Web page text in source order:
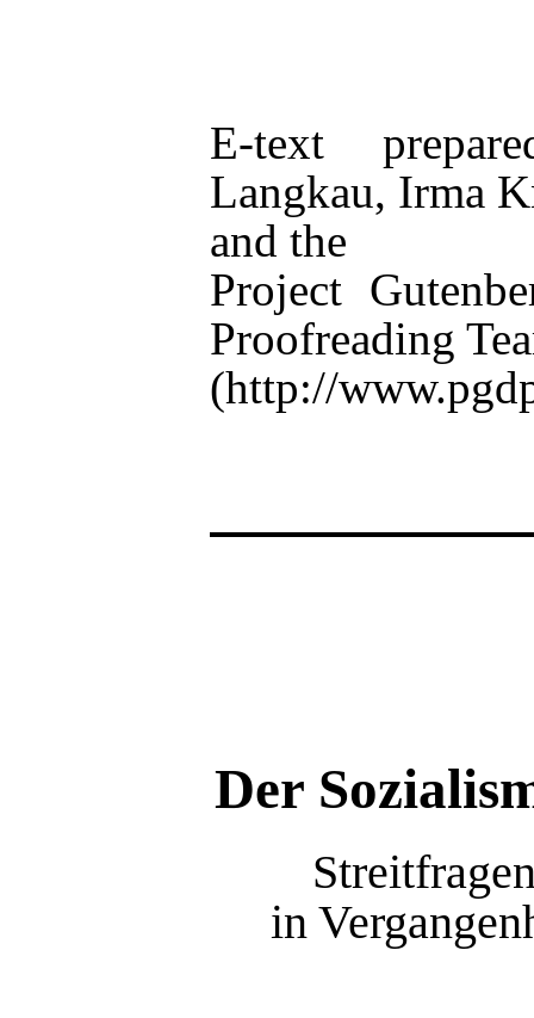
E-text
Langkau, Irma
and the
Project
Proofreading
(http://
Der
in